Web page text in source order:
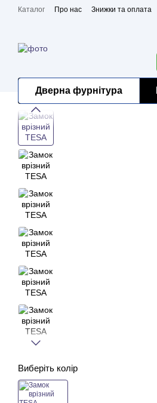
Перейти до основного контенту
Каталог Про нас Знижки та оплата
Дверна фурнітура
Виберіть колір